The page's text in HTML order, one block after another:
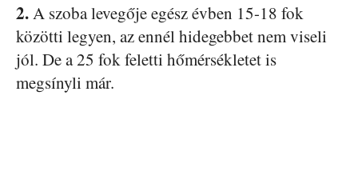
2.A szoba levegője egész évben 15-18 fok
közötti legyen, az ennél hidegebbet nem viseli
jól. De a 25 fok feletti hőmérsékletet is
megsínyli már.